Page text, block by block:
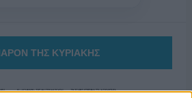
ΤΗΣ ΚΥΡΙΑΚΗΣ